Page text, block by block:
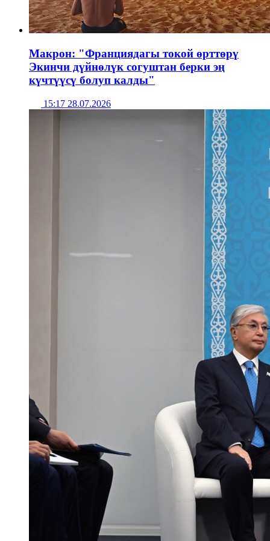
Макрон: "Франциядагы токой өрттөрү
Экинчи дүйнөлүк согуштан берки эң
күчтүүсү болуп калды"
15:17 28.07.2026